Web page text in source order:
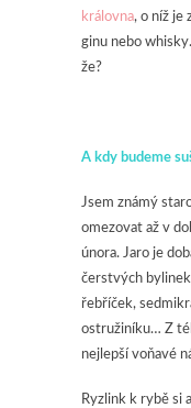
královna, o níž je
ginu nebo
že?
A kdy budeme
Jsem známý
omezovat až v
února. Jaro je
čerstvých
řebříček,
ostružiníku… Z
nejlepší voňavé
Ryzlink k rybě si